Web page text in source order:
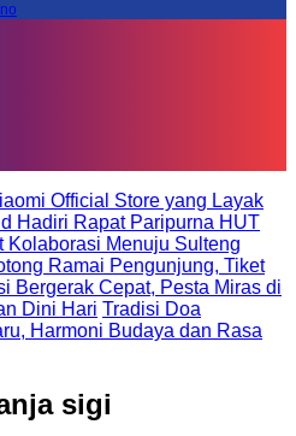
Official Store yang Layak
Hadiri Rapat Paripurna HUT
Kolaborasi Menuju Sulteng
Ramai Pengunjung, Tiket
Bergerak Cepat, Pesta Miras di
Dini Hari Tradisi Doa
Harmoni Budaya dan Rasa
sigi